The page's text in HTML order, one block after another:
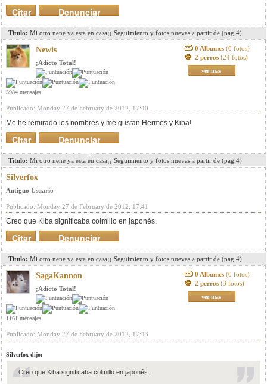
Denunciar
mensaje
Citar
Titulo: Mi otro nene ya esta en casa¡¡ Seguimiento y fotos nuevas a partir de (pag.4)
Newis
¡Adicto Total!
3984 mensajes
0 Albumes (0 fotos)
2 perros (24 fotos)
ver mas
Publicado: Monday 27 de February de 2012, 17:40
Me he remirado los nombres y me gustan Hermes y Kiba!
Denunciar
mensaje
Citar
Titulo: Mi otro nene ya esta en casa¡¡ Seguimiento y fotos nuevas a partir de (pag.4)
Silverfox
Antiguo Usuario
Publicado: Monday 27 de February de 2012, 17:41
Creo que Kiba significaba colmillo en japonés.
Denunciar
mensaje
Citar
Titulo: Mi otro nene ya esta en casa¡¡ Seguimiento y fotos nuevas a partir de (pag.4)
SagaKannon
¡Adicto Total!
1161 mensajes
0 Albumes (0 fotos)
2 perros (3 fotos)
ver mas
Publicado: Monday 27 de February de 2012, 17:43
Silverfox dijo:
Creo que Kiba significaba colmillo en japonés.